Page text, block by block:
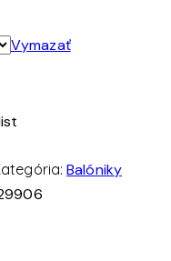
Vymazať
Balóniky